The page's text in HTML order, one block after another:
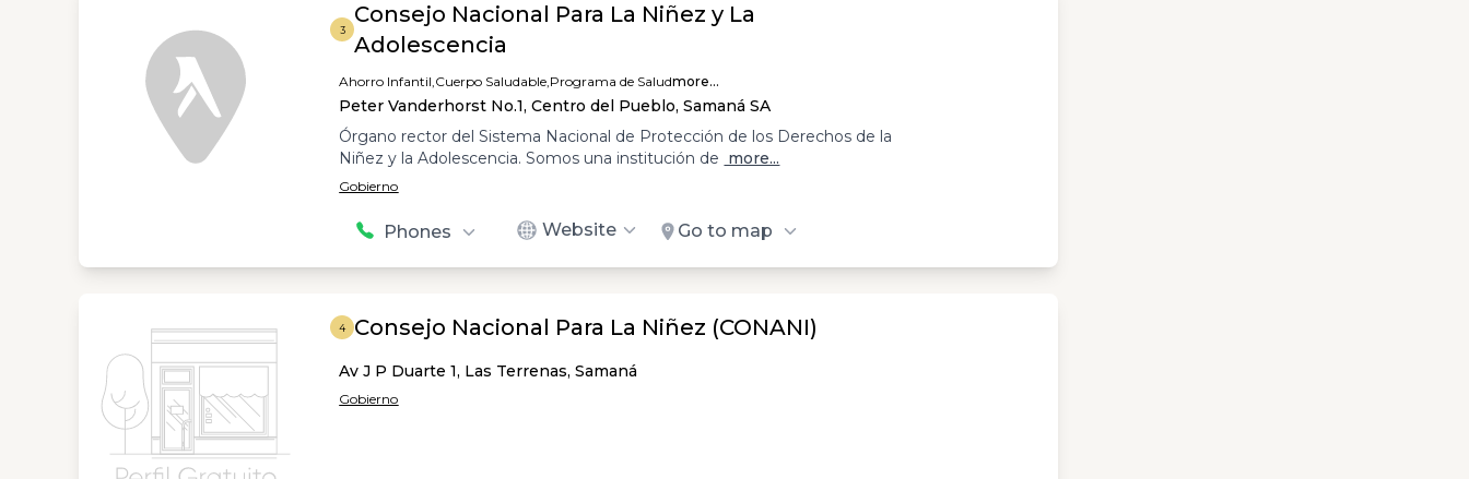
3
Consejo Nacional Para La Niñez y La
Adolescencia
Ahorro Infantil,Cuerpo Saludable,Programa de Saludmore...
Peter Vanderhorst No.1, Centro del Pueblo, Samaná SA
Órgano rector del Sistema Nacional de Protección de los Derechos de la
Niñez y la Adolescencia. Somos una institución de more...
Gobierno
Phones Website Go to map
4 Consejo Nacional Para La Niñez (CONANI)
Av J P Duarte 1, Las Terrenas, Samaná
Gobierno